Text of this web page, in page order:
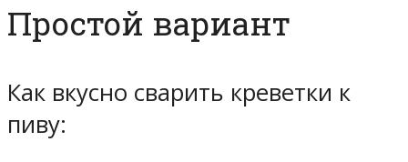
Простой вариант
Как вкусно сварить креветки к
пиву: